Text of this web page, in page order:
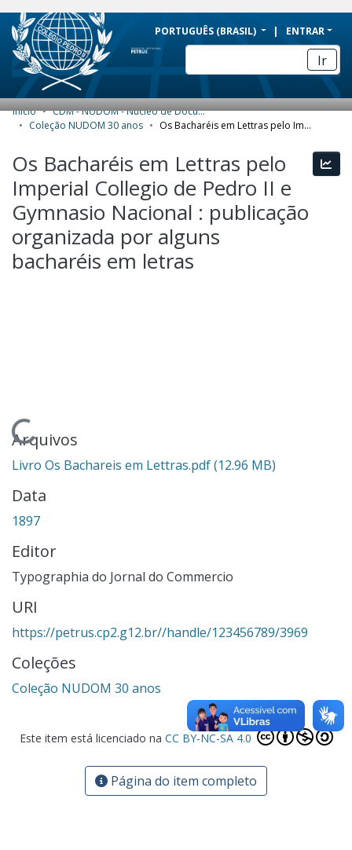
BRAZIL
Simplifique!
Comunica BR
Participe
Acesso à informação
Canais
PORTUGUÊS (BRASIL) ENTRAR
Ir
COMUNIDADES E COLEÇÕES
NAVEGAR
ESTATÍSTICAS
SOBRE
Início
CDM - NUDOM - Núcleo de Documentação e Memória do Colégio Pedro II
Coleção NUDOM 30 anos
Os Bacharéis em Lettras pelo Imperial Collegio de Pedro II e Gymnasio Nacional : publicação organizada por alguns bacharéis em letras
Os Bacharéis em Lettras pelo
Imperial Collegio de Pedro II e
Gymnasio Nacional : publicação
organizada por alguns
bacharéis em letras
Carregando...
Arquivos
Livro Os Bachareis em Lettras.pdf(12.96 MB)
Data
1897
Editor
Typographia do Jornal do Commercio
URI
https://petrus.cp2.g12.br//handle/123456789/3969
Coleções
Coleção NUDOM 30 anos
Este item está licenciado na CC BY-NC-SA 4.0
Página do item completo